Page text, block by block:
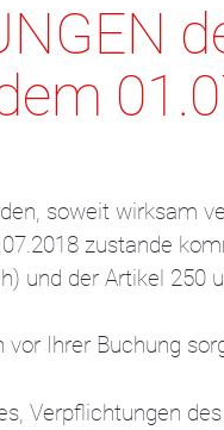
soweit wirksam
zustande
und der Artikel 250
Ihrer Buchung
Verpflichtungen